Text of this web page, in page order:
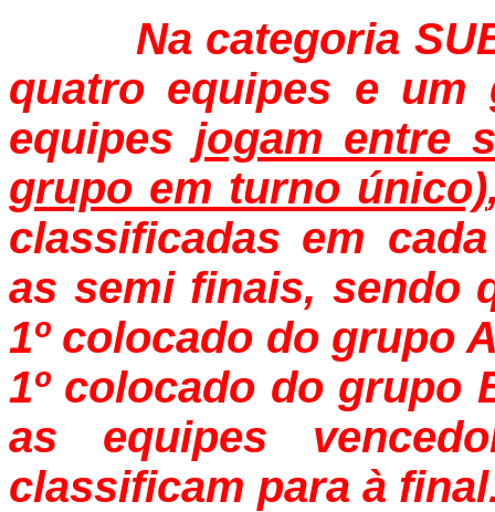
Na categoria SUB
quatro equipes e um
equipes jogam entre
grupo em turno único)
classificadas em
as semi finais, sendo
1º colocado do grupo
1º colocado do grupo
as equipes
classificam para à